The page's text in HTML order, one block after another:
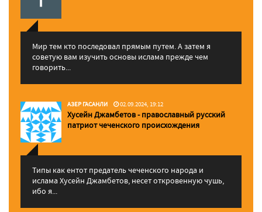
Мир тем кто последовал прямым путем. А затем я
советую вам изучить основы ислама прежде чем
говорить...
АЗЕР ГАСАНЛИ 02.09.2024, 19:12
Хусейн Джамбетов - православный русский
патриот чеченского происхождения
Типы как ентот предатель чеченского народа и
ислама Хусейн Джамбетов, несет откровенную чушь,
ибо я...